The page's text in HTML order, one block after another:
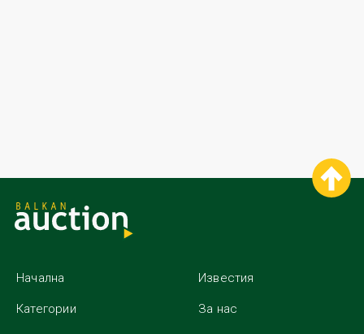
Начална
Категории
Известия
За нас